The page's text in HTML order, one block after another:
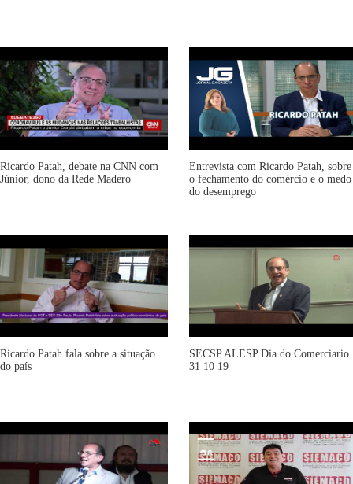
Ricardo Patah, debate na CNN com
Júnior, dono da Rede Madero
Entrevista com Ricardo Patah, sobre
o fechamento do comércio e o medo
do desemprego
Ricardo Patah fala sobre a situação
do país
SECSP ALESP Dia do Comerciario
31 10 19